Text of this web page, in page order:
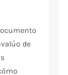
de